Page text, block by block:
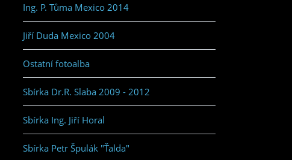
Ing. P. Tůma Mexico 2014
Jiří Duda Mexico 2004
Ostatní fotoalba
Sbírka Dr.R. Slaba 2009 - 2012
Sbírka Ing. Jiří Horal
Sbírka Petr Špulák "Ťalda"